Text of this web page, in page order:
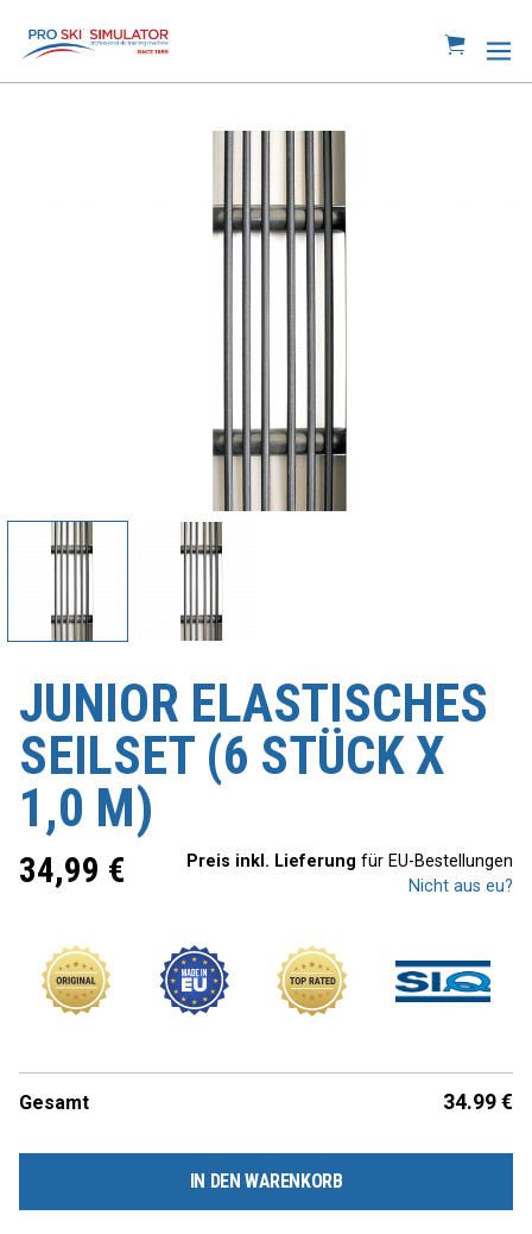
JUNIOR ELASTISCHES
SEILSET (6 STÜCK X
1,0 M)
34,99 € Preis inkl. Lieferung für EU-Bestellungen
Nicht aus eu?
Gesamt 34.99 €
IN DEN WARENKORB